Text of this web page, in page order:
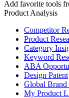
Add favorite tools
Product Analysis
Competitor
Product
Category
Keyword
ABA
Design Patent
Global Brand
My Product